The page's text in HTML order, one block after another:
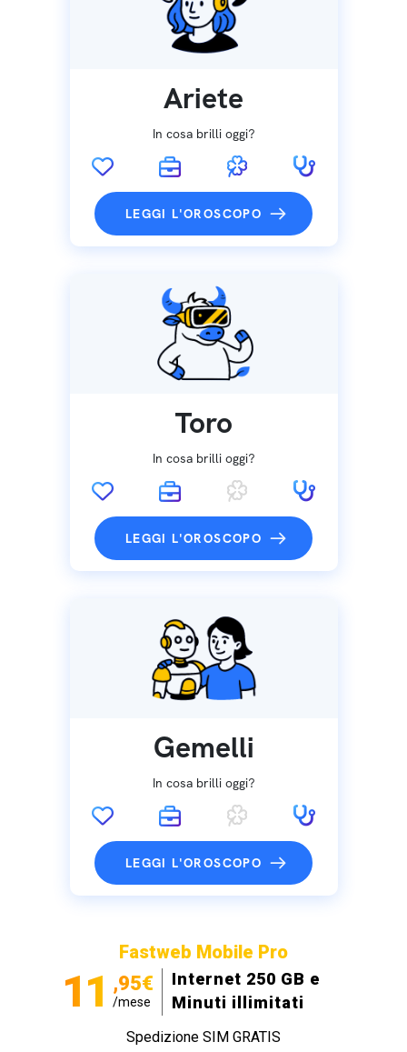
Ariete
In cosa brilli oggi?
LEGGI L'OROSCOPO
Toro
In cosa brilli oggi?
LEGGI L'OROSCOPO
Gemelli
In cosa brilli oggi?
LEGGI L'OROSCOPO
Fastweb Mobile Pro
11 ,95€
/mese
Internet 250 GB e
Minuti illimitati
Spedizione SIM GRATIS